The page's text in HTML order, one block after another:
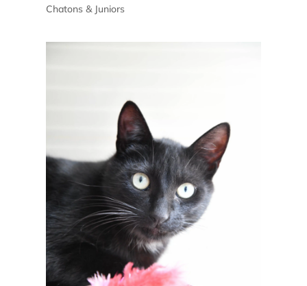
Chatons & Juniors